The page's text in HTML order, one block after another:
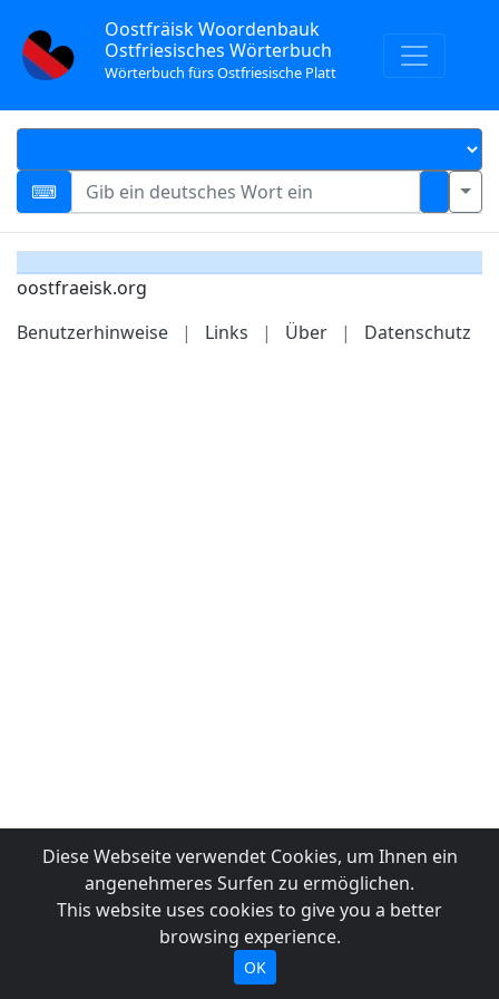
Oostfräisk Woordenbauk
Ostfriesisches Wörterbuch
Wörterbuch fürs Ostfriesische Platt
oostfraeisk.org
Benutzerhinweise
| Links | Über | Datenschutz
Diese Webseite verwendet Cookies, um Ihnen ein
angenehmeres Surfen zu ermöglichen.
This website uses cookies to give you a better
browsing experience.
OK